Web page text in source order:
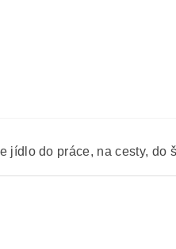
jídlo do práce, na cesty,